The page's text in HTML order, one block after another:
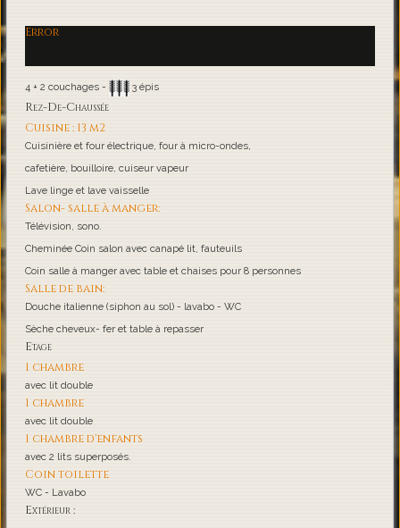
Error
4 + 2 couchages - 3 épis
Rez-De-Chaussée
Cuisine : 13 m2
Cuisinière et four électrique, four à micro-ondes,
cafetière, bouilloire, cuiseur vapeur
Lave linge et lave vaisselle
Salon- salle à manger:
Télévision, sono.
Cheminée Coin salon avec canapé lit, fauteuils
Coin salle à manger avec table et chaises pour 8 personnes
Salle de bain:
Douche italienne (siphon au sol) - lavabo - WC
Sèche cheveux- fer et table à repasser
Etage
1 chambre
avec lit double
1 chambre
avec lit double
1 chambre d'enfants
avec 2 lits superposés.
Coin toilette
WC - Lavabo
Extérieur :